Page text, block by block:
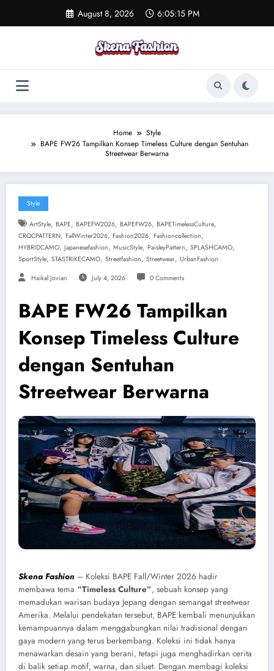
content
August 8, 2026 6:05:15 PM
Home
Style
BAPE FW26 Tampilkan Konsep Timeless Culture dengan Sentuhan
Streetwear Berwarna
Style
ArtStyle, BAPE, BAPEFW2026, BAPEFW26, BAPETimelessCulture,
CROCPATTERN, FallWinter2026, Fashion2026, Fashioncollection,
HYBRIDCAMO, Japanesefashion, MusicStyle, PaisleyPattern, SPLASHCAMO,
SportStyle, STASTRIKECAMO, Streetfashion, Streetwear, UrbanFashion
Haikal Jovian July 4, 2026 0 Comments
BAPE FW26 Tampilkan
Konsep Timeless Culture
dengan Sentuhan
Streetwear Berwarna
Skena Fashion – Koleksi BAPE Fall/Winter 2026 hadir
membawa tema “Timeless Culture”, sebuah konsep yang
memadukan warisan budaya Jepang dengan semangat streetwear
Amerika. Melalui pendekatan tersebut, BAPE kembali menunjukkan
kemampuannya dalam menggabungkan nilai tradisional dengan
gaya modern yang terus berkembang. Koleksi ini tidak hanya
menawarkan desain yang berani, tetapi juga menghadirkan cerita
di balik setiap motif, warna, dan siluet. Dengan membagi koleksi